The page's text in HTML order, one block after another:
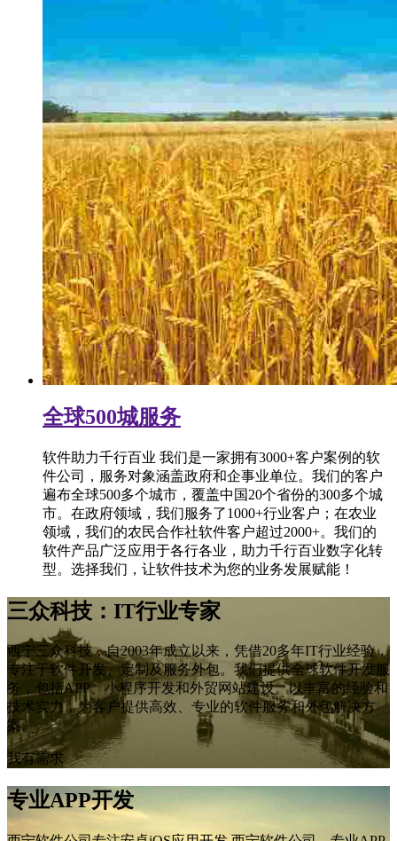
全球500城服务
软件助力千行百业 我们是一家拥有3000+客户案例的软
件公司，服务对象涵盖政府和企事业单位。我们的客户
遍布全球500多个城市，覆盖中国20个省份的300多个城
市。在政府领域，我们服务了1000+行业客户；在农业
领域，我们的农民合作社软件客户超过2000+。我们的
软件产品广泛应用于各行各业，助力千行百业数字化转
型。选择我们，让软件技术为您的业务发展赋能！
三众科技：IT行业专家
西宁三众科技，自2003年成立以来，凭借20多年IT行业经验，
专注于软件开发、定制及服务外包。我们提供全球软件开发服
务，包括APP、小程序开发和外贸网站建设。以丰富的经验和
技术实力，为客户提供高效、专业的软件服务和外包解决方
案。
我有需求
专业APP开发